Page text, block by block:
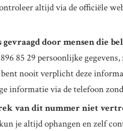
altijd via de officiële
door mensen die
85 29 persoonlijke gegevens,
bent nooit verplicht deze
informatie via de telefoon
van dit nummer niet
je altijd ophangen en zelf